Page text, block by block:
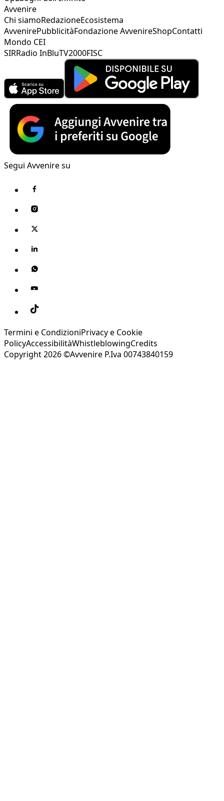
Avvenire
Chi siamoRedazioneEcosistema
AvvenirePubblicitàFondazione AvvenireShopContatti
Mondo CEI
SIRRadio InBluTV2000FISC
Segui Avvenire su
Termini e CondizioniPrivacy e Cookie
PolicyAccessibilitàWhistleblowingCredits
Copyright 2026 ©Avvenire P.Iva 00743840159